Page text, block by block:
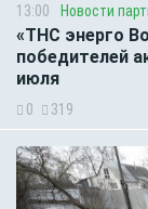
13:00 Новости
«ТНС энерго
победителей
июля
0 319